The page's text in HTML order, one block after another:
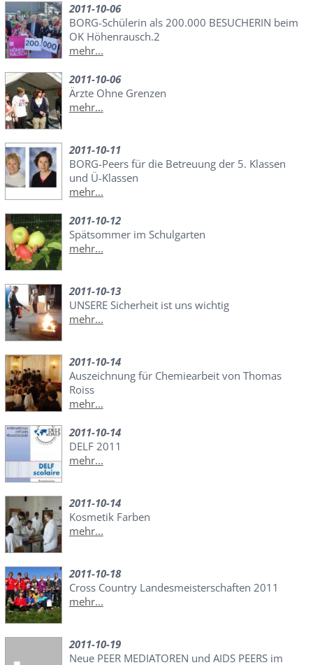
2011-10-06
BORG-Schülerin als 200.000 BESUCHERIN beim
OK Höhenrausch.2
mehr...
2011-10-06
Ärzte Ohne Grenzen
mehr...
2011-10-11
BORG-Peers für die Betreuung der 5. Klassen
und Ü-Klassen
mehr...
2011-10-12
Spätsommer im Schulgarten
mehr...
2011-10-13
UNSERE Sicherheit ist uns wichtig
mehr...
2011-10-14
Auszeichnung für Chemiearbeit von Thomas
Roiss
mehr...
2011-10-14
DELF 2011
mehr...
2011-10-14
Kosmetik Farben
mehr...
2011-10-18
Cross Country Landesmeisterschaften 2011
mehr...
2011-10-19
Neue PEER MEDIATOREN und AIDS PEERS im